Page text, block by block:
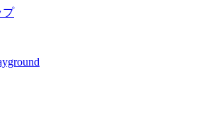
プ